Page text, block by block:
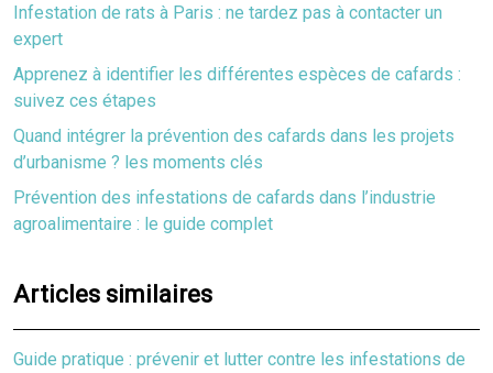
Infestation de rats à Paris : ne tardez pas à contacter un
expert
Apprenez à identifier les différentes espèces de cafards :
suivez ces étapes
Quand intégrer la prévention des cafards dans les projets
d’urbanisme ? les moments clés
Prévention des infestations de cafards dans l’industrie
agroalimentaire : le guide complet
Articles similaires
Guide pratique : prévenir et lutter contre les infestations de